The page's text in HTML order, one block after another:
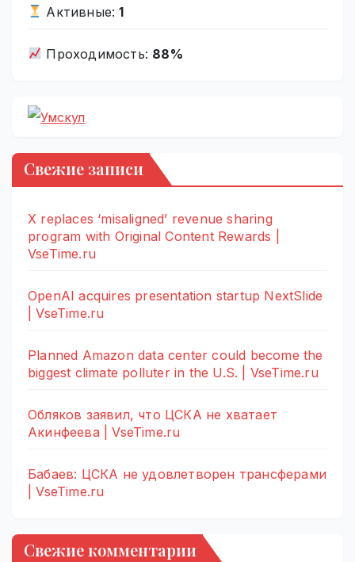
Активные:1
Проходимость: 88%
Свежие записи
X replaces ‘misaligned’ revenue sharing
program with Original Content Rewards |
VseTime.ru
OpenAI acquires presentation startup NextSlide
| VseTime.ru
Planned Amazon data center could become the
biggest climate polluter in the U.S. | VseTime.ru
Обляков заявил, что ЦСКА не хватает
Акинфеева | VseTime.ru
Бабаев: ЦСКА не удовлетворен трансферами
| VseTime.ru
Свежие комментарии